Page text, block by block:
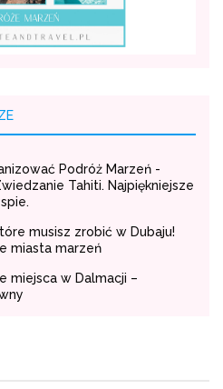
Podróż Marzeń -
Tahiti. Najpiękniejsze
musisz zrobić w Dubaju!
miasta marzeń
miejsca w Dalmacji –